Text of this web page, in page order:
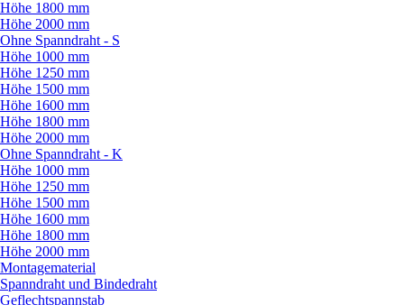
Höhe 1800 mm
Höhe 2000 mm
Ohne Spanndraht - S
Höhe 1000 mm
Höhe 1250 mm
Höhe 1500 mm
Höhe 1600 mm
Höhe 1800 mm
Höhe 2000 mm
Ohne Spanndraht - K
Höhe 1000 mm
Höhe 1250 mm
Höhe 1500 mm
Höhe 1600 mm
Höhe 1800 mm
Höhe 2000 mm
Montagematerial
Spanndraht und Bindedraht
Geflechtspannstab